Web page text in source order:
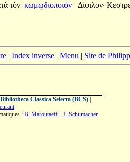
τὸν κωμῳδιοποιὸν Δίφιλον·
| Index inverse | Menu | Site de
Bibliotheca Classica Selecta (BCS)|
: B. Maroutaeff- J. Schumacher